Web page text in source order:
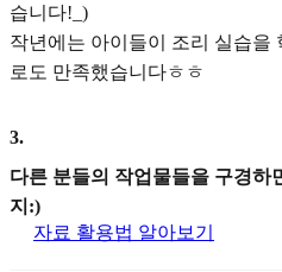
습니다!_)
작년에는 아이들이 조리 실습을
로도 만족했습니다ㅎㅎ
3.
다른 분들의 작업물들을 구경하
지:)
자료 활용법 알아보기